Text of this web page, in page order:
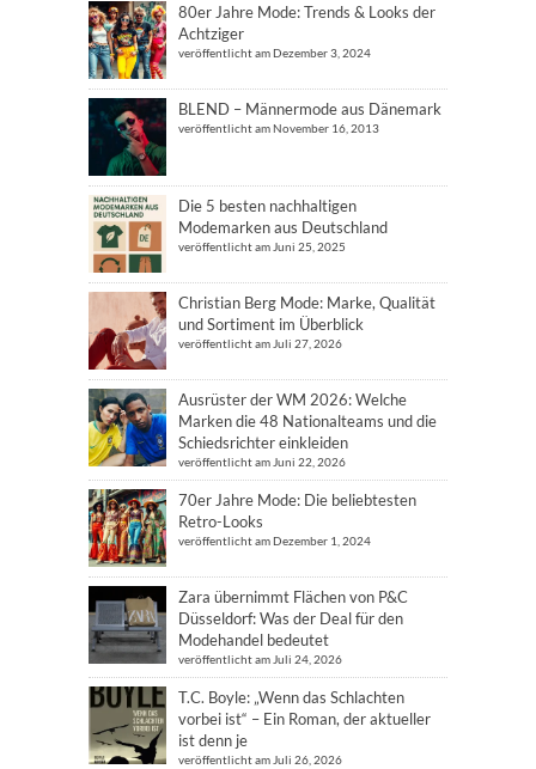
80er Jahre Mode: Trends & Looks der
Achtziger
veröffentlicht am Dezember 3, 2024
BLEND – Männermode aus Dänemark
veröffentlicht am November 16, 2013
Die 5 besten nachhaltigen
Modemarken aus Deutschland
veröffentlicht am Juni 25, 2025
Christian Berg Mode: Marke, Qualität
und Sortiment im Überblick
veröffentlicht am Juli 27, 2026
Ausrüster der WM 2026: Welche
Marken die 48 Nationalteams und die
Schiedsrichter einkleiden
veröffentlicht am Juni 22, 2026
70er Jahre Mode: Die beliebtesten
Retro-Looks
veröffentlicht am Dezember 1, 2024
Zara übernimmt Flächen von P&C
Düsseldorf: Was der Deal für den
Modehandel bedeutet
veröffentlicht am Juli 24, 2026
T.C. Boyle: „Wenn das Schlachten
vorbei ist“ – Ein Roman, der aktueller
ist denn je
veröffentlicht am Juli 26, 2026